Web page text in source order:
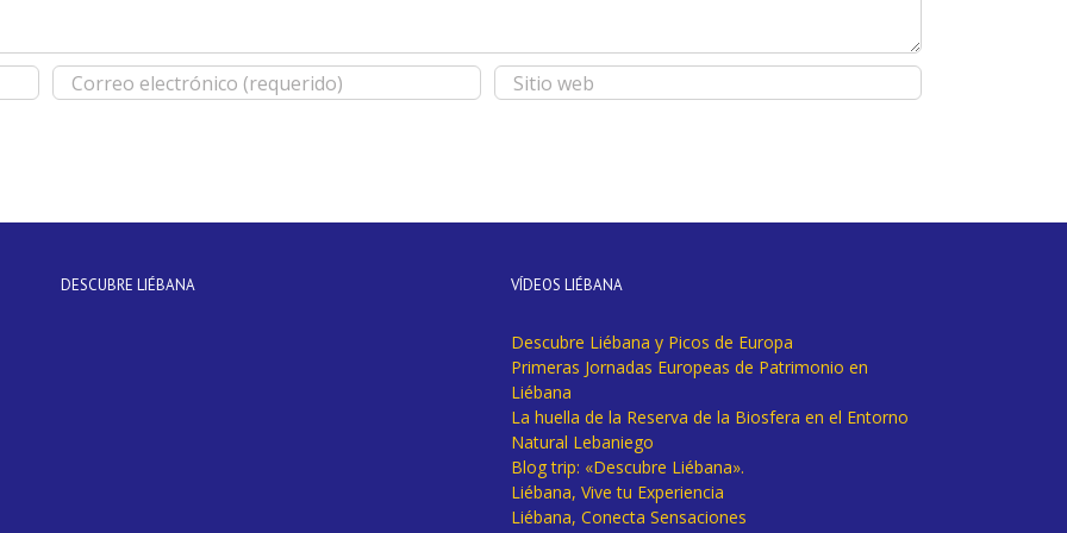
DESCUBRE LIÉBANA VÍDEOS LIÉBANA
Descubre Liébana y Picos de Europa
Primeras Jornadas Europeas de Patrimonio en
Liébana
La huella de la Reserva de la Biosfera en el Entorno
Natural Lebaniego
Blog trip: «Descubre Liébana».
Liébana, Vive tu Experiencia
Liébana, Conecta Sensaciones